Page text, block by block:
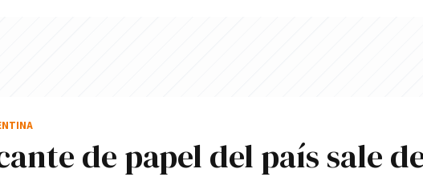
de papel del país sale